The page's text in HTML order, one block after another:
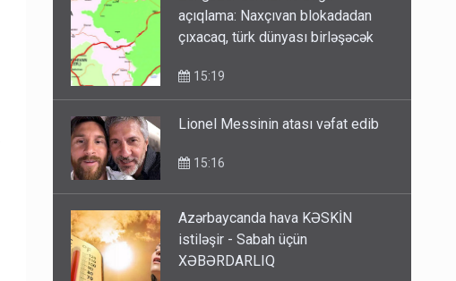
açıqlama: Naxçıvan blokadadan
çıxacaq, türk dünyası birləşəcək
15:19
Lionel Messinin atası vəfat edib
15:16
Azərbaycanda hava KƏSKİN
istiləşir - Sabah üçün
XƏBƏRDARLIQ